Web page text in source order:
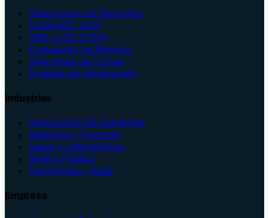
Descripción de Servicios
CyberSOC 24/7
GRC e ISO 27001
Evaluación de Riesgos
Seguridad de Correo
Pruebas de Penetración
Industrias
Descripción de Industrias
Medicina y Finanzas
Salud y Laboratorios
Sector Público
Tecnología y SaaS
Empresa